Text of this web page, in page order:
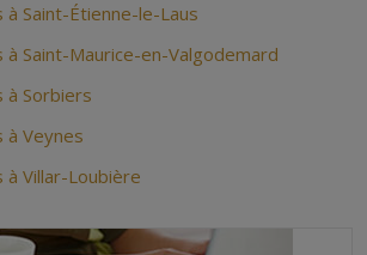
Saint-Étienne-le-Laus
Saint-Maurice-en-Valgodemard
à Sorbiers
à Veynes
Villar-Loubière